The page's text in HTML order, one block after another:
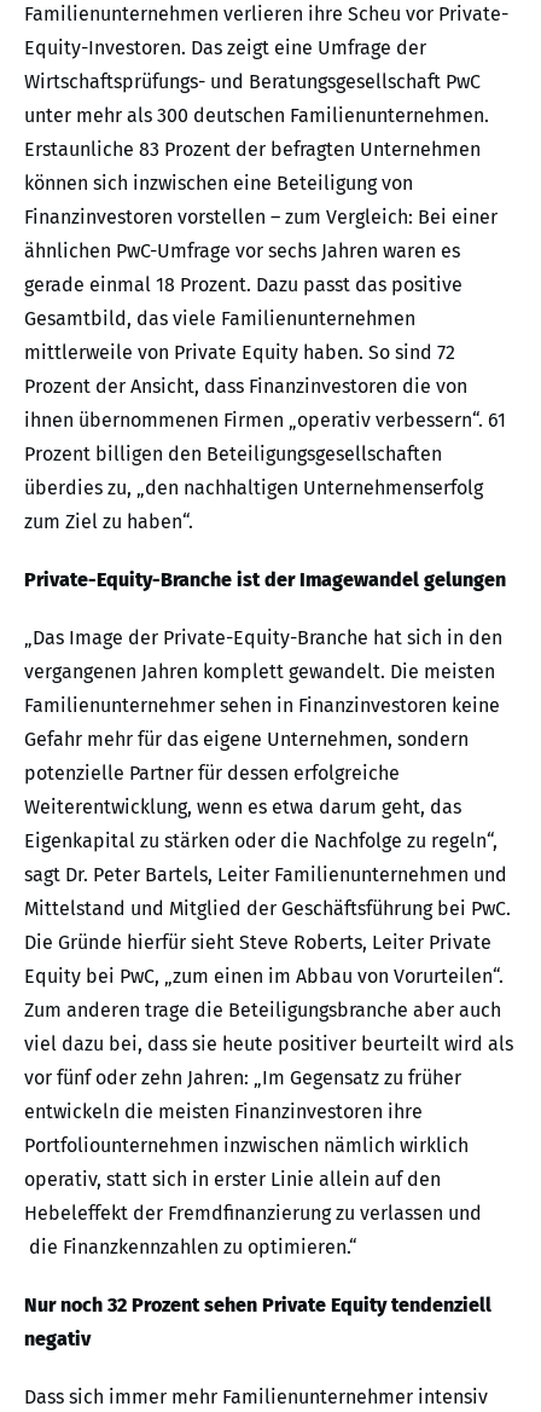
Familienunternehmen verlieren ihre Scheu vor Private-
Equity-Investoren. Das zeigt eine Umfrage der
Wirtschaftsprüfungs- und Beratungsgesellschaft PwC
unter mehr als 300 deutschen Familienunternehmen.
Erstaunliche 83 Prozent der befragten Unternehmen
können sich inzwischen eine Beteiligung von
Finanzinvestoren vorstellen – zum Vergleich: Bei einer
ähnlichen PwC-Umfrage vor sechs Jahren waren es
gerade einmal 18 Prozent. Dazu passt das positive
Gesamtbild, das viele Familienunternehmen
mittlerweile von Private Equity haben. So sind 72
Prozent der Ansicht, dass Finanzinvestoren die von
ihnen übernommenen Firmen „operativ verbessern“. 61
Prozent billigen den Beteiligungsgesellschaften
überdies zu, „den nachhaltigen Unternehmenserfolg
zum Ziel zu haben“.
Private-Equity-Branche ist der Imagewandel gelungen
„Das Image der Private-Equity-Branche hat sich in den
vergangenen Jahren komplett gewandelt. Die meisten
Familienunternehmer sehen in Finanzinvestoren keine
Gefahr mehr für das eigene Unternehmen, sondern
potenzielle Partner für dessen erfolgreiche
Weiterentwicklung, wenn es etwa darum geht, das
Eigenkapital zu stärken oder die Nachfolge zu regeln“,
sagt Dr. Peter Bartels, Leiter Familienunternehmen und
Mittelstand und Mitglied der Geschäftsführung bei PwC.
Die Gründe hierfür sieht Steve Roberts, Leiter Private
Equity bei PwC, „zum einen im Abbau von Vorurteilen“.
Zum anderen trage die Beteiligungsbranche aber auch
viel dazu bei, dass sie heute positiver beurteilt wird als
vor fünf oder zehn Jahren: „Im Gegensatz zu früher
entwickeln die meisten Finanzinvestoren ihre
Portfoliounternehmen inzwischen nämlich wirklich
operativ, statt sich in erster Linie allein auf den
Hebeleffekt der Fremdfinanzierung zu verlassen und
die Finanzkennzahlen zu optimieren.“
Nur noch 32 Prozent sehen Private Equity tendenziell
negativ
Dass sich immer mehr Familienunternehmer intensiv